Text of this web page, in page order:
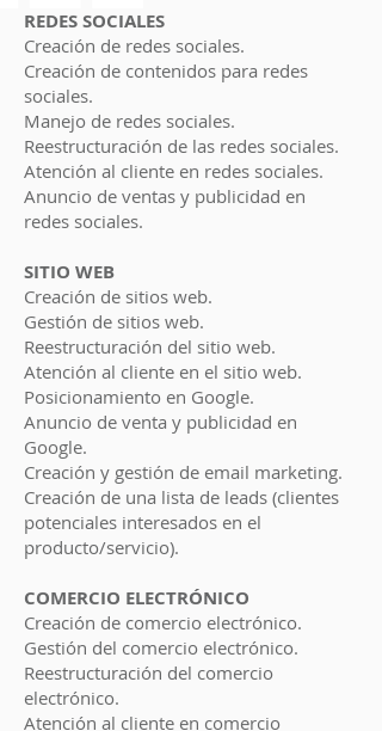
REDES SOCIALES
Creación de redes sociales.
Creación de contenidos para redes
sociales.
Manejo de redes sociales.
Reestructuración de las redes sociales.
Atención al cliente en redes sociales.
Anuncio de ventas y publicidad en
redes sociales.
SITIO WEB
Creación de sitios web.
Gestión de sitios web.
Reestructuración del sitio web.
Atención al cliente en el sitio web.
Posicionamiento en Google.
Anuncio de venta y publicidad en
Google.
Creación y gestión de email marketing.
Creación de una lista de leads (clientes
potenciales interesados ​​en el
producto/servicio).
COMERCIO ELECTRÓNICO
Creación de comercio electrónico.
Gestión del comercio electrónico.
Reestructuración del comercio
electrónico.
Atención al cliente en comercio